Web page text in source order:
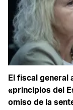
El fiscal general
«principios del
omiso de la